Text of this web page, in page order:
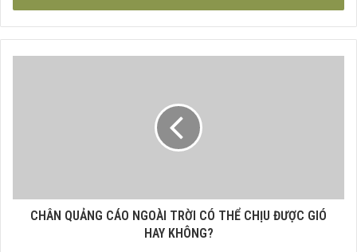
CHÂN QUẢNG CÁO NGOÀI TRỜI CÓ THỂ CHỊU ĐƯỢC GIÓ
HAY KHÔNG?